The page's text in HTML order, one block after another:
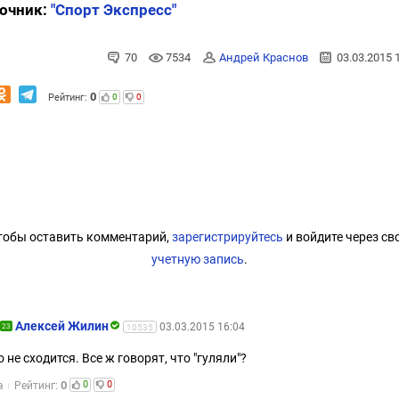
"Спорт Экспресс"
70 7534 Андрей Краснов 03.03.2015
Рейтинг: 0 0 0
оставить комментарий, зарегистрируйтесь и войдите через
учетную запись.
23 Алексей Жилин 10535 03.03.2015 16:04
не сходится. Все ж говорят, что "гуляли"?
Рейтинг: 0 0 0